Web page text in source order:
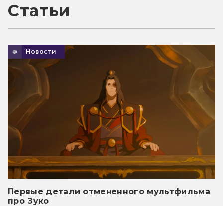
Статьи
Новости
Первые детали отмененного мультфильма
про Зуко